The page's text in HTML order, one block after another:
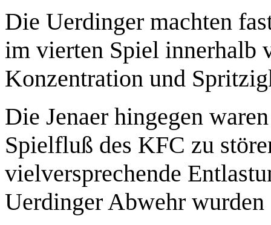
Die Uerdinger machten
im vierten Spiel innerhalb
Konzentration und
Die Jenaer hingegen
Spielfluß des KFC zu
vielversprechende
Uerdinger Abwehr wurden